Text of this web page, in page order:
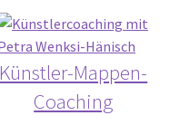
Künstler-Mappen-
Coaching